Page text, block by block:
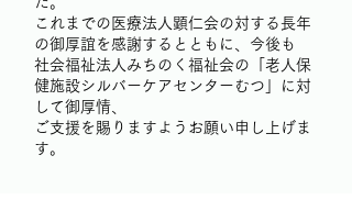
これまでの医療法人顕仁会の対する長年
の御厚誼を感謝するとともに、今後も
社会福祉法人みちのく福祉会の「老人保
健施設シルバーケアセンターむつ」に対
して御厚情、
ご支援を賜りますようお願い申し上げま
す。